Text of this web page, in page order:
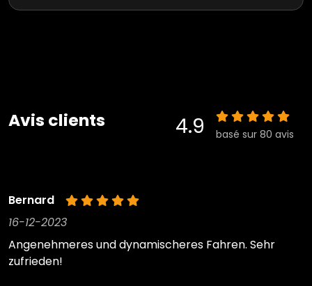
Avis clients 4.9 basé sur 80 avis
Bernard
16-12-2023
Angenehmeres und dynamischeres Fahren. Sehr
zufrieden!